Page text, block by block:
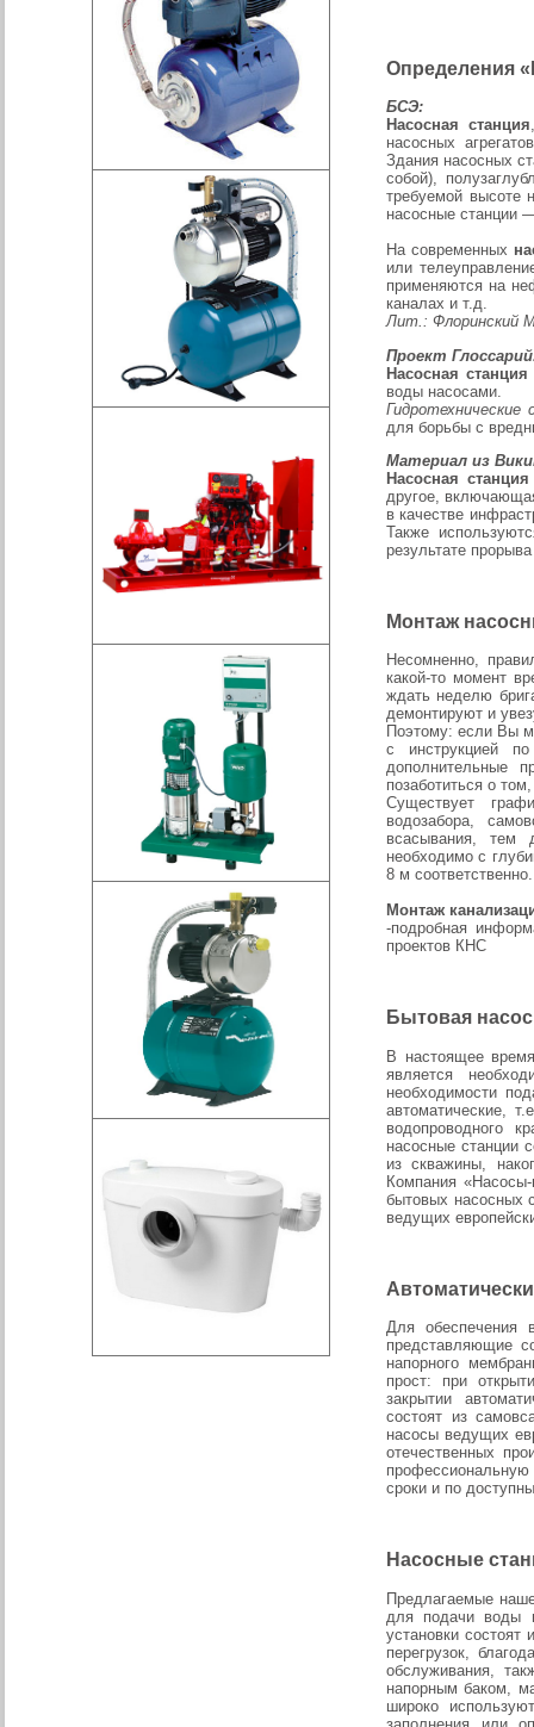
Определения
БСЭ:
Насосная станция
насосных
Здания насосных
собой),
требуемой высоте
насосные станции
На современных
или
применяются на
каналах и т.д.
Лит.: Флоринский
Проект
Насосная станция
воды насосами.
Гидротехнические
для борьбы с
Материал из
Насосная станция
другое,
в качестве
Также
результате
Монтаж
Несомненно,
какой-то момент
ждать неделю
демонтируют и
Поэтому: если Вы
с инструкцией
дополнительные
позаботиться о
Существует
водозабора,
всасывания, тем
необходимо с
8 м соответственно.
Монтаж
-подробная
проектов КНС
Бытовая
В настоящее
является
необходимости
автоматические,
водопроводного
насосные станции
из скважины,
Компания
бытовых насосных
ведущих
Для обеспечения
представляющие
напорного
прост: при
закрытии
состоят из
насосы ведущих
отечественных
профессиональную
сроки и по
Насосные
Предлагаемые
для подачи воды
установки
перегрузок,
обслуживания,
напорным баком,
широко